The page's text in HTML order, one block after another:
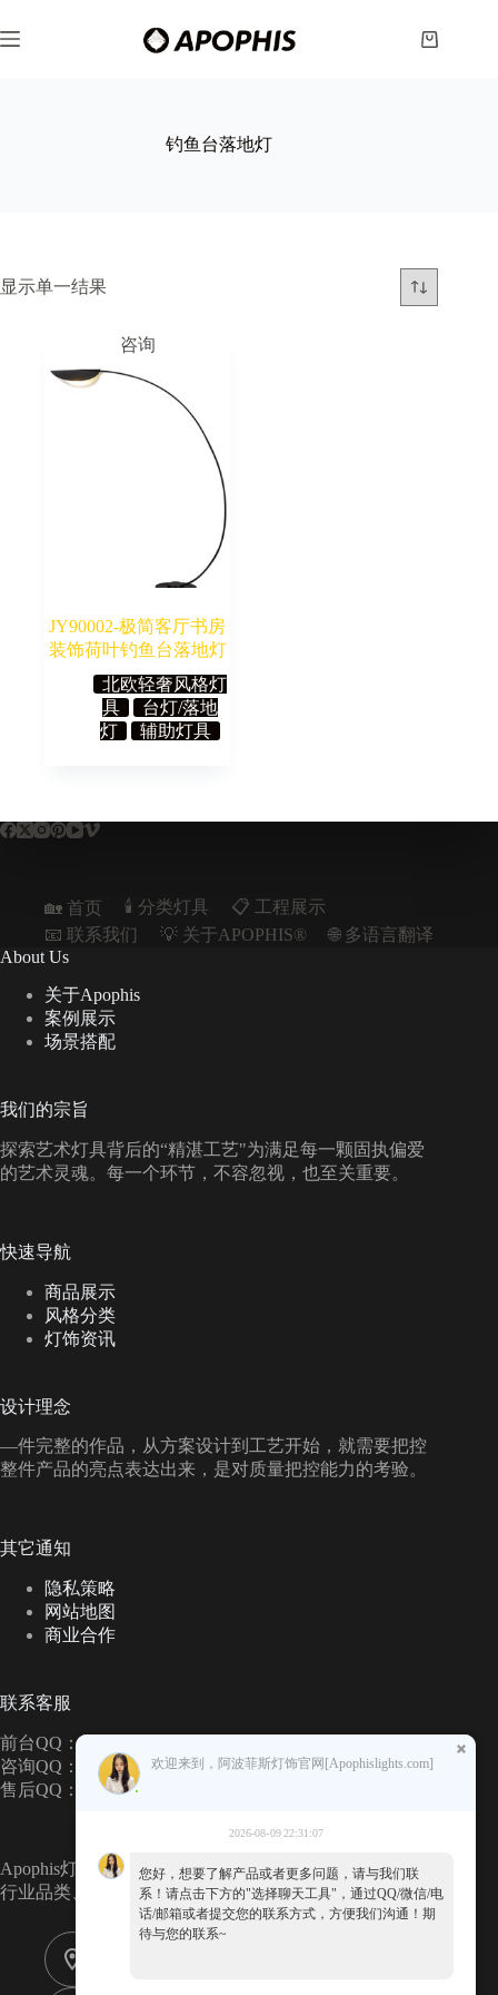
至
购
钓鱼台落地灯
显示单一结果
咨询
JY90002-极简客厅书房
装饰荷叶钓鱼台落地灯
北欧轻奢风格灯
具
台灯/落地
灯
辅助灯具
🏡 首页 🕯️ 分类灯具
📋︎ 工程展示
📧 联系我们
💡 关于APOPHIS®
🌐 多语言翻译
About Us
关于Apophis
案例展示
场景搭配
我们的宗旨
探索艺术灯具背后的“精湛工艺"为满足每一颗固执偏爱
的艺术灵魂。每一个环节，不容忽视，也至关重要。
快速导航
商品展示
风格分类
灯饰资讯
设计理念
—件完整的作品，从方案设计到工艺开始，就需要把控
整件产品的亮点表达出来，是对质量把控能力的考验。
其它通知
隐私策略
网站地图
商业合作
联系客服
前台QQ：327480367
咨询QQ：2360666501
售后QQ：54447825
Apophis灯饰经过15年的积累和沉淀，已经成为高端灯饰
行业品类、风格齐全的的综合品类灯饰品牌!
欢迎来到，阿波菲斯灯饰官网[Apophislights.com]
2026-08-09 22:31:07
您好，想要了解产品或者更多问题，请与我们联
系！请点击下方的"选择聊天工具"，通过QQ/微信/电
话/邮箱或者提交您的联系方式，方便我们沟通！期
待与您的联系~